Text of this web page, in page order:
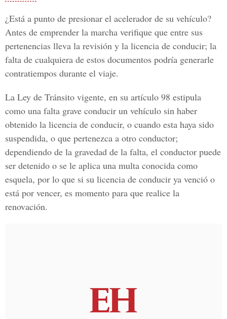
¿Está a punto de presionar el acelerador de su vehículo?
Antes de emprender la marcha verifique que entre sus
pertenencias lleva la revisión y la licencia de conducir; la
falta de cualquiera de estos documentos podría generarle
contratiempos durante el viaje.
La Ley de Tránsito vigente, en su artículo 98 estipula
como una falta grave conducir un vehículo sin haber
obtenido la licencia de conducir, o cuando esta haya sido
suspendida, o que pertenezca a otro conductor;
dependiendo de la gravedad de la falta, el conductor puede
ser detenido o se le aplica una multa conocida como
esquela, por lo que si su licencia de conducir ya venció o
está por vencer, es momento para que realice la
renovación.